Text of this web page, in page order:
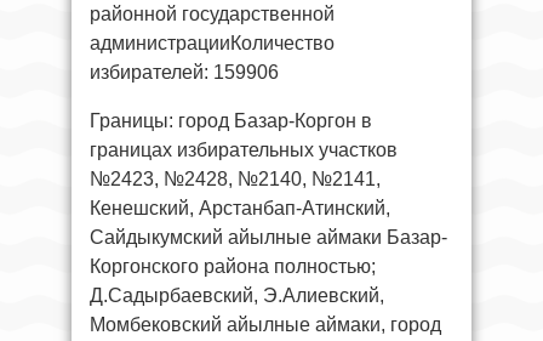
районной государственной
администрацииКоличество
избирателей: 159906
Границы: город Базар-Коргон в
границах избирательных участков
№2423, №2428, №2140, №2141,
Кенешский, Арстанбап-Атинский,
Сайдыкумский айылные аймаки Базар-
Коргонского района полностью;
Д.Садырбаевский, Э.Алиевский,
Момбековский айылные аймаки, город